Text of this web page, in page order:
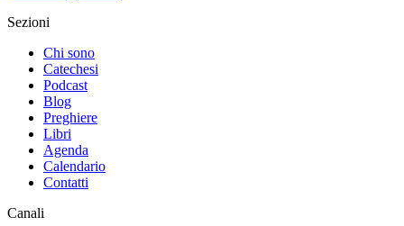
Sezioni
Chi sono
Catechesi
Podcast
Blog
Preghiere
Libri
Agenda
Calendario
Contatti
Canali